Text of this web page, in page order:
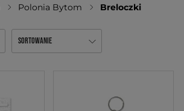
Polonia Bytom Breloczki
Sortowanie